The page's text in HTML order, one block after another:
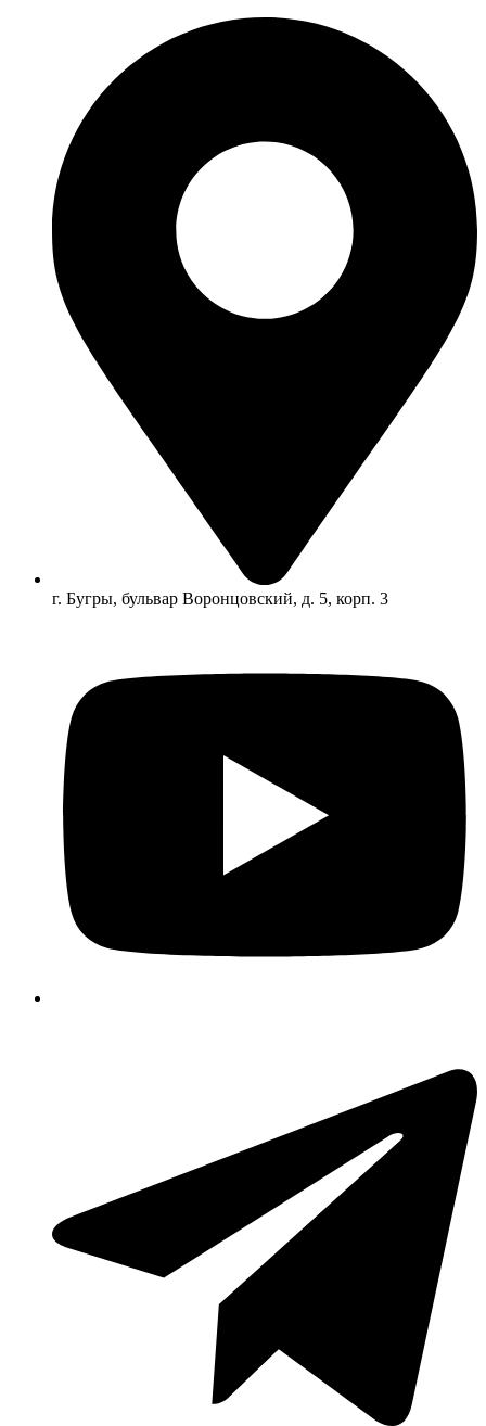
г. Бугры, бульвар Воронцовский, д. 5, корп. 3